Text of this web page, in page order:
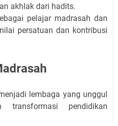
akhlak dari hadits.
pelajar madrasah dan
persatuan dan kontribusi
lembaga yang unggul
pendidikan